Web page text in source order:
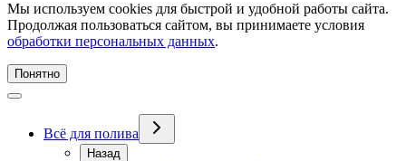
Мы используем cookies для быстрой и удобной работы сайта.
Продолжая пользоваться сайтом, вы принимаете условия
обработки персональных данных.
Понятно
Всё для полива
Назад